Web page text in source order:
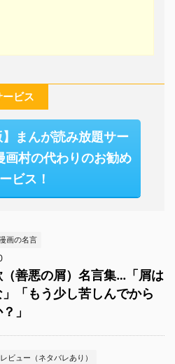
ビス
】まんが読み放題サー
画村の代わりのお勧め
ビス！
画の名言
善悪の屑）名言集…「屑は
「もう少し苦しんでから
」
ビュー（ネタバレあり）